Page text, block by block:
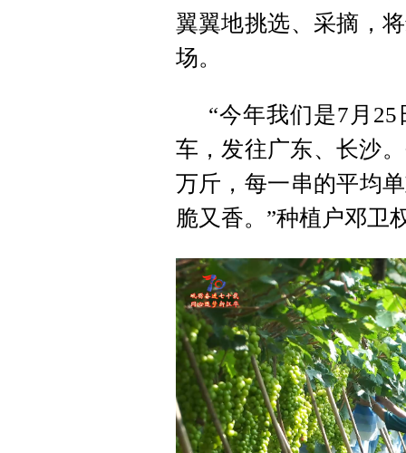
翼翼地挑选、采摘，
场。
“今年我们是7月
车，发往广东、长沙
万斤，每一串的平均
脆又香。”种植户邓卫